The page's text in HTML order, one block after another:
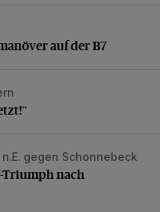
auf der B7
auf der B7
Triumph nach
gegen Schonnebeck
Triumph nach